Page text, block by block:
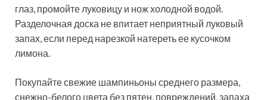
глаз, промойте луковицу и нож холодной водой.
Разделочная доска не впитает неприятный луковый
запах, если перед нарезкой натереть ее кусочком
лимона.
Покупайте свежие шампиньоны среднего размера,
снежно-белого цвета без пятен, повреждений, запаха